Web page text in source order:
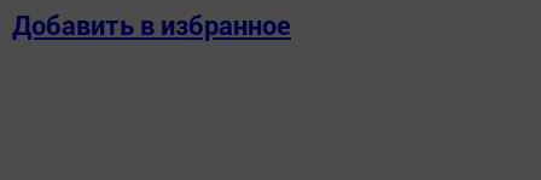
Добавить в избранное